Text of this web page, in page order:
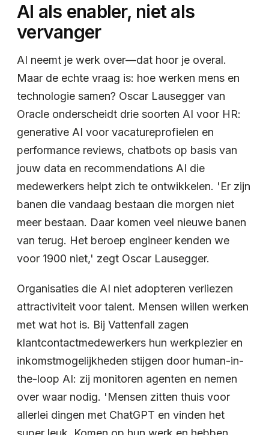
AI als enabler, niet als
vervanger
AI neemt je werk over—dat hoor je overal.
Maar de echte vraag is: hoe werken mens en
technologie samen? Oscar Lausegger van
Oracle onderscheidt drie soorten AI voor HR:
generative AI voor vacatureprofielen en
performance reviews, chatbots op basis van
jouw data en recommendations AI die
medewerkers helpt zich te ontwikkelen. 'Er zijn
banen die vandaag bestaan die morgen niet
meer bestaan. Daar komen veel nieuwe banen
van terug. Het beroep engineer kenden we
voor 1900 niet,' zegt Oscar Lausegger.
Organisaties die AI niet adopteren verliezen
attractiviteit voor talent. Mensen willen werken
met wat hot is. Bij Vattenfall zagen
klantcontactmedewerkers hun werkplezier en
inkomstmogelijkheden stijgen door human-in-
the-loop AI: zij monitoren agenten en nemen
over waar nodig. 'Mensen zitten thuis voor
allerlei dingen met ChatGPT en vinden het